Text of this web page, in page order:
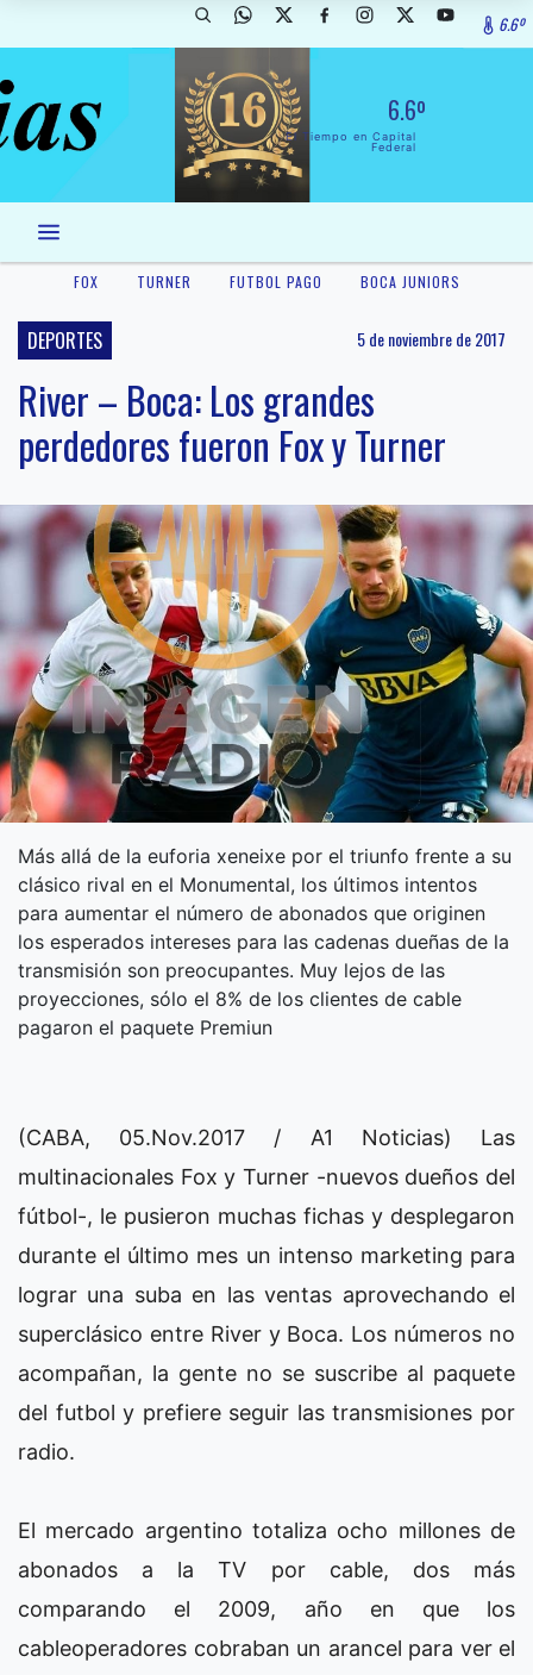
6.6º
6.6º
El Tiempo en Capital
Federal
FOX TURNER FUTBOL PAGO BOCA JUNIORS
DEPORTES 5 de noviembre de 2017
River – Boca: Los grandes
perdedores fueron Fox y Turner
Más allá de la euforia xeneixe por el triunfo frente a su
clásico rival en el Monumental, los últimos intentos
para aumentar el número de abonados que originen
los esperados intereses para las cadenas dueñas de la
transmisión son preocupantes. Muy lejos de las
proyecciones, sólo el 8% de los clientes de cable
pagaron el paquete Premiun
(CABA, 05.Nov.2017 / A1 Noticias) Las
multinacionales Fox y Turner -nuevos dueños del
fútbol-, le pusieron muchas fichas y desplegaron
durante el último mes un intenso marketing para
lograr una suba en las ventas aprovechando el
superclásico entre River y Boca. Los números no
acompañan, la gente no se suscribe al paquete
del futbol y prefiere seguir las transmisiones por
radio.
El mercado argentino totaliza ocho millones de
abonados a la TV por cable, dos más
comparando el 2009, año en que los
cableoperadores cobraban un arancel para ver el